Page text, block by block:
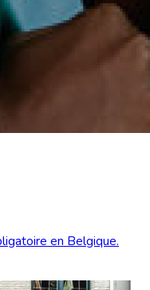
en Belgique.